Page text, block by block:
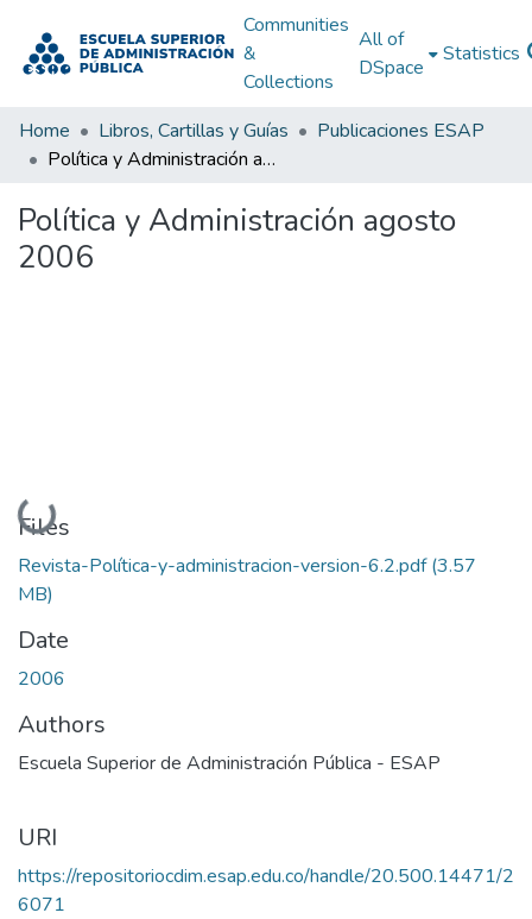
Communities
&
Collections
All of
DSpace
Statistics
Home Libros, Cartillas y Guías
Publicaciones ESAP
Política y Administración agosto 2006
Política y Administración agosto
2006
Loading...
Files
Revista-Política-y-administracion-version-6.2.pdf(3.57
MB)
Date
2006
Authors
Escuela Superior de Administración Pública - ESAP
URI
https://repositoriocdim.esap.edu.co/handle/20.500.14471/2
6071